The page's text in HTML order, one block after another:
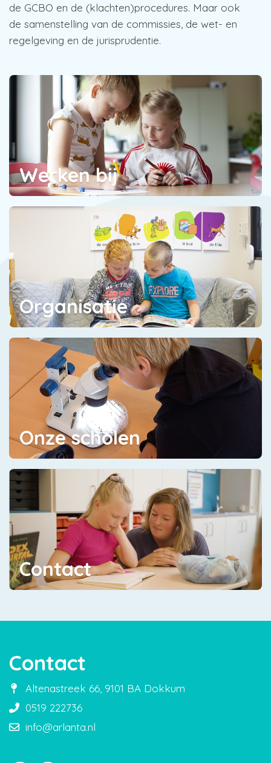
de GCBO en de (klachten)procedures. Maar ook
de samenstelling van de commissies, de wet- en
regelgeving en de jurisprudentie.
Werken bij
Organisatie
Onze scholen
Contact
Contact
Altenastreek 66, 9101 BA Dokkum
0519 222736
info@arlanta.nl